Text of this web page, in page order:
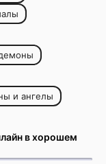
и ангелы
в хорошем